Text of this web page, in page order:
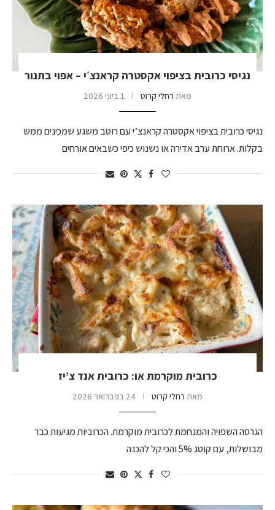
נגיסי כרובית בציפוי אקסטרה קראנצ׳י – אפוי בתנור
מאת רחלי קרוט 1 ביוני 2026
נגיסי כרובית בציפוי אקסטרה קראנצ’י עם רוטב משגע שמכינים ממש
בקלות. ארוחת ערב אדירה או נשנוש כיפי כשבאים אורחים
כרובית מוקרמת או: כרובית אנד צ’יז
מאת רחלי קרוט 24 בפברואר 2026
הגרסה השפויה והמנחמת לכרובית מוקרמת. הכרוביות מגיעות כבר
מבושלות, עם קוטג 5% והכי קל להכנה